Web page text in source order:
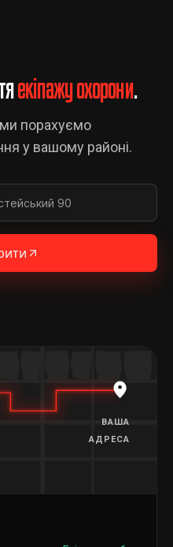
екіпажу охорони.
ми порахуємо
у вашому районі.
ВАША
АДРЕСА